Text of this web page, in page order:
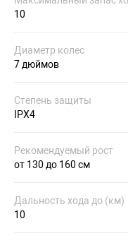
10
Диаметр колес
7 дюймов
Степень защиты
IPX4
Рекомендуемый рост
от 130 до 160 см
Дальность хода до (км)
10